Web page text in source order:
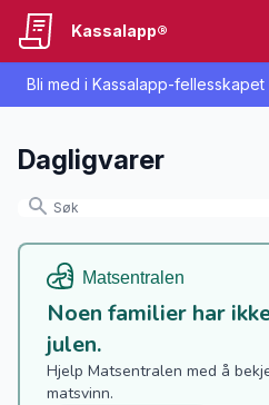
Bli med i Kassalapp-fellesskapet
Kassalapp®
Dagligvarer
Noen familier har
julen.
Hjelp Matsentralen med å
matsvinn.